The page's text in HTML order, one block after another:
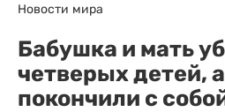
Новости мира
Бабушка и мать
четверых детей,
покончили с